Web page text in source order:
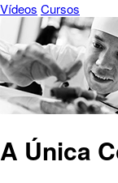
Vídeos Cursos
A Única